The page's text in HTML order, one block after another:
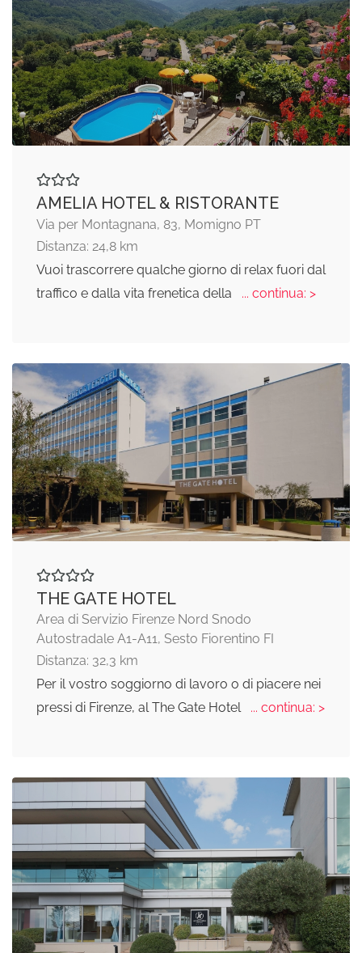
AMELIA HOTEL & RISTORANTE
Via per Montagnana, 83, Momigno PT
Distanza: 24,8 km
Vuoi trascorrere qualche giorno di relax fuori dal
traffico e dalla vita frenetica della
... continua: >
THE GATE HOTEL
Area di Servizio Firenze Nord Snodo
Autostradale A1-A11, Sesto Fiorentino FI
Distanza: 32,3 km
Per il vostro soggiorno di lavoro o di piacere nei
pressi di Firenze, al The Gate Hotel
... continua: >